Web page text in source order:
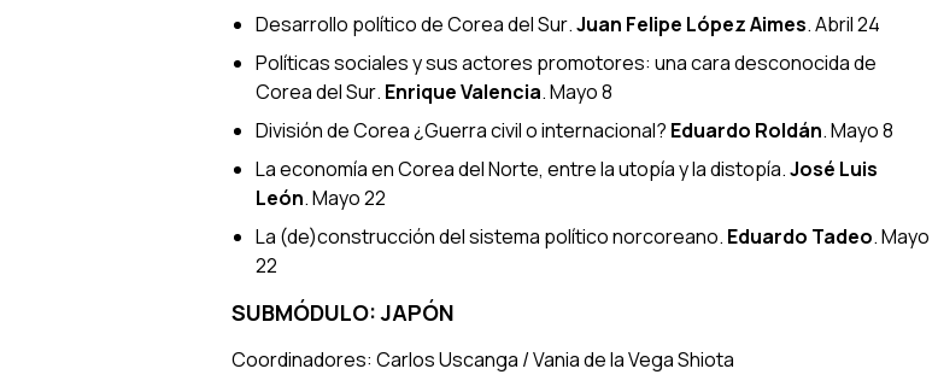
Desarrollo político de Corea del Sur.Juan Felipe López Aimes. Abril 24
Políticas sociales y sus actores promotores: una cara desconocida de
Corea del Sur. Enrique Valencia. Mayo 8
División de Corea ¿Guerra civil o internacional? Eduardo Roldán. Mayo 8
La economía en Corea del Norte, entre la utopía y la distopía.José Luis
León. Mayo 22
La (de)construcción del sistema político norcoreano. Eduardo Tadeo. Mayo
22
SUBMÓDULO: JAPÓN
Coordinadores: Carlos Uscanga / Vania de la Vega Shiota